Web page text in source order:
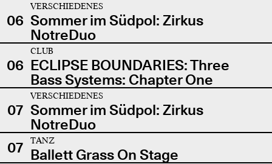
06
VERSCHIEDENES
Sommer im Südpol: Zirkus
NotreDuo
06
CLUB
ECLIPSE BOUNDARIES: Three
Bass Systems: Chapter One
07
VERSCHIEDENES
Sommer im Südpol: Zirkus
NotreDuo
07
TANZ
Ballett Grass On Stage